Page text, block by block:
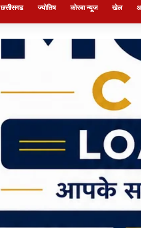
छत्तीसगढ ज्योतिष कोरबा न्यूज खेल